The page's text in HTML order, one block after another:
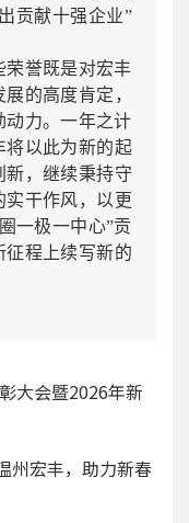
贡献十强企业”
荣誉既是对宏丰
的高度肯定，
动力。一年之计
将以此为新的起
新，继续秉持守
实干作风，以更
一极一中心”贡
征程上续写新的
大会暨2026年新
州宏丰，助力新春